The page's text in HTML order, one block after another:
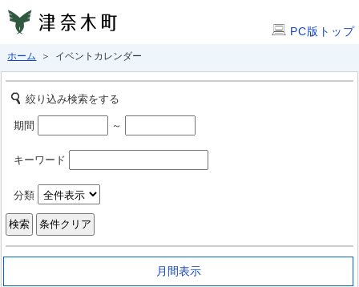
PC版トップ
ホーム ＞ イベントカレンダー
絞り込み検索をする
期間 ～
キーワード
分類
月間表示